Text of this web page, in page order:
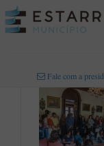
Fale com a